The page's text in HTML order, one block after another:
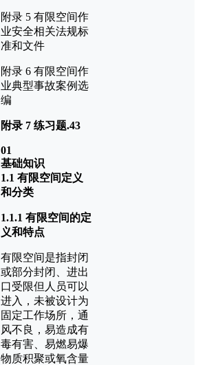
附录 5 有限空间作
业安全相关法规标
准和文件
附录 6 有限空间作
业典型事故案例选
编
附录 7 练习题.43
01
基础知识
1.1 有限空间定义
和分类
1.1.1 有限空间的定
义和特点
有限空间是指封闭
或部分封闭、进出
口受限但人员可以
进入，未被设计为
固定工作场所，通
风不良，易造成有
毒有害、易燃易爆
物质积聚或氧含量